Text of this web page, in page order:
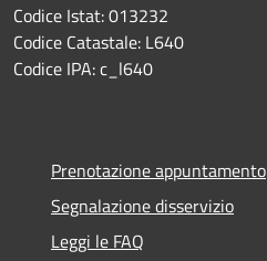
Codice Istat: 013232
Codice Catastale: L640
Codice IPA: c_l640
Prenotazione appuntamento
Segnalazione disservizio
Leggi le FAQ